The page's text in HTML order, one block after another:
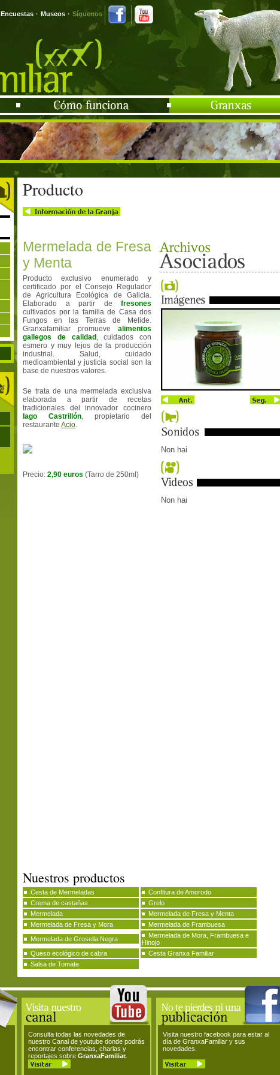
Encuestas · Museos · Síguenos
Producto
Non hai
Non hai
Mermelada de Fresa
y Menta
Producto exclusivo enumerado y
certificado por el Consejo Regulador
de Agricultura Ecológica de Galicia.
Elaborado a partir de fresones
cultivados por la familia de Casa dos
Fungos en las Terras de Melide.
Granxafamiliar promueve alimentos
gallegos de calidad , cuidados con
esmero y muy lejos de la producción
industrial. Salud, cuidado
medioambiental y justicia social son la
base de nuestros valores.
Se trata de una mermelada exclusiva
elaborada a partir de recetas
tradicionales del innovador cocinero
Iago Castrillón, propietario del
restaurante Acio.
Precio: 2,90 euros (Tarro de 250ml)
Nuestros productos
Cesta de Mermeladas
Confitura de Amorodo
Crema de castañas
Grelo
Mermelada
Mermelada de Fresa y Menta
Mermelada de Fresa y Mora
Mermelada de Frambuesa
Mermelada de Grosella Negra
Mermelada de Mora, Frambuesa e
Hinojo
Queso ecológico de cabra
Cesta Granxa Familiar
Salsa de Tomate
Consulta todas las novedades de
nuestro Canal de youtube donde podrás
encontrar conferencias, charlas y
reportajes sobre GranxaFamiliar.
Visita nuestro facebook para estar al
día de GranxaFamiliar y sus
novedades.